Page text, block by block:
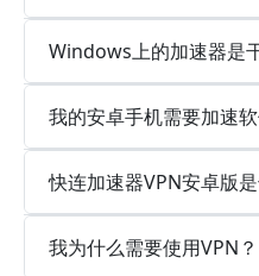
Windows上的加速器是
我的安卓手机需要加速
快连加速器VPN安卓版
我为什么需要使用VPN？